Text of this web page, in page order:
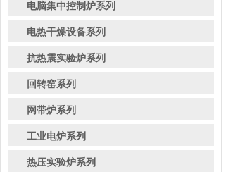
电脑集中控制炉系列
电热干燥设备系列
抗热震实验炉系列
回转窑系列
网带炉系列
工业电炉系列
热压实验炉系列